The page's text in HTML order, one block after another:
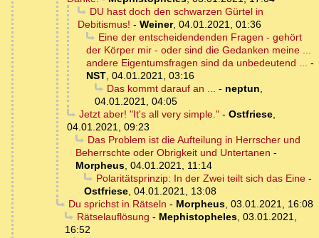
DU hast doch den schwarzen Gürtel in
Debitismus! - Weiner, 04.01.2021, 01:36
Eine der entscheidendenden Fragen - gehört
der Körper mir - oder sind die Gedanken meine ...
andere Eigentumsfragen sind da unbedeutend ... -
NST, 04.01.2021, 03:16
Das kommt darauf an ... - neptun,
04.01.2021, 04:05
Jetzt aber! "It's all very simple."- Ostfriese,
04.01.2021, 09:23
Das Problem ist die Aufteilung in Herrscher und
Beherrschte oder Obrigkeit und Untertanen -
Morpheus, 04.01.2021, 11:14
Polaritätsprinzip: In der Zwei teilt sich das Eine-
Ostfriese, 04.01.2021, 13:08
Du sprichst in Rätseln - Morpheus, 03.01.2021, 16:08
Rätselauflösung - Mephistopheles, 03.01.2021,
16:52